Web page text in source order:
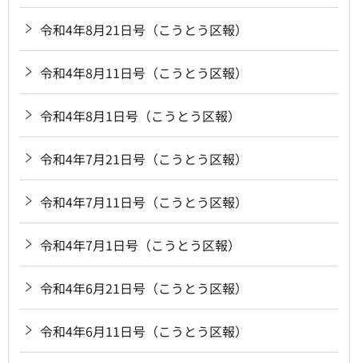
令和4年8月21日号（こうとう区報）
令和4年8月11日号（こうとう区報）
令和4年8月1日号（こうとう区報）
令和4年7月21日号（こうとう区報）
令和4年7月11日号（こうとう区報）
令和4年7月1日号（こうとう区報）
令和4年6月21日号（こうとう区報）
令和4年6月11日号（こうとう区報）